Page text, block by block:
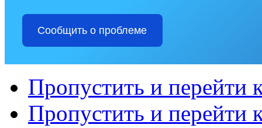
Сообщить о проблеме
Пропустить и перейти
Пропустить и перейти